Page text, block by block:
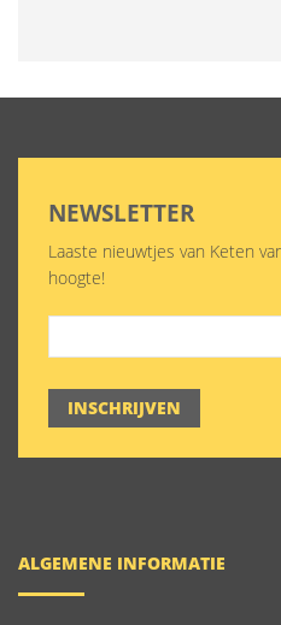
NEWSLETTER
Laaste nieuwtjes van Keten
hoogte!
INSCHRIJVEN
ALGEMENE INFORMATIE